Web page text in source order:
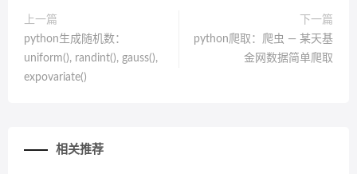
上一篇
python生成随机数：
uniform(), randint(), gauss(),
expovariate()
下一篇
python爬取：爬虫 — 某天基
金网数据简单爬取
相关推荐